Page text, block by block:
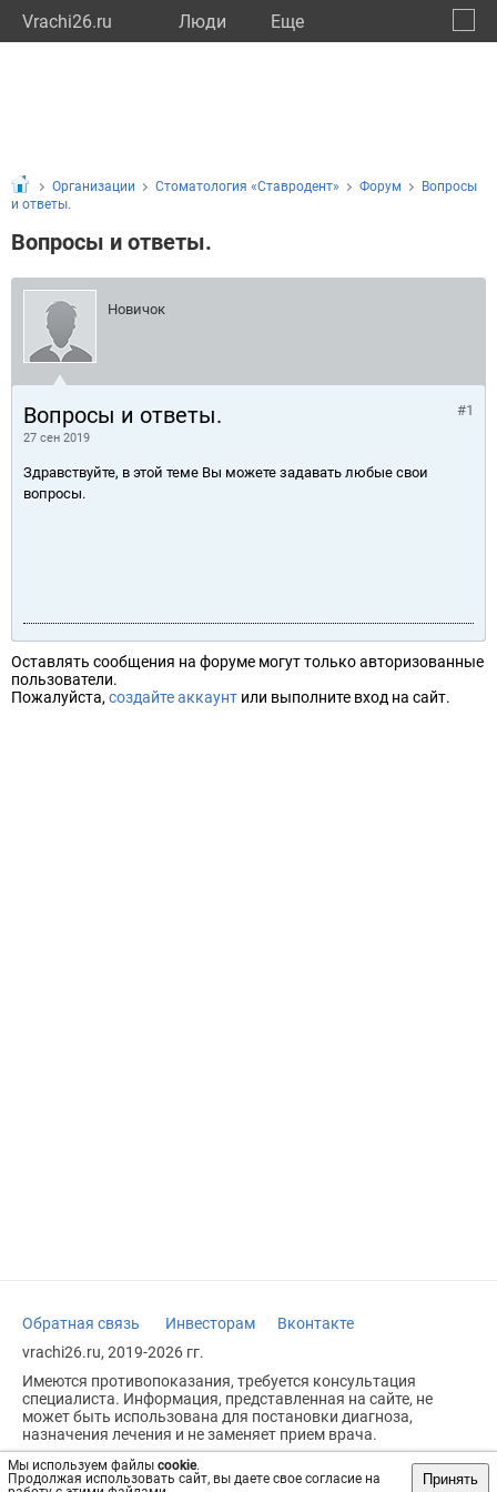
Vrachi26.ru Люди Eще
Мы используем файлы cookie.
Продолжая использовать сайт, вы даете свое согласие на
Принять
Организации Стоматология «Ставродент» Форум
Вопросы
и ответы.
Вопросы и ответы.
Новичок
Вопросы и ответы.
27 сен 2019
#1
Здравствуйте, в этой теме Вы можете задавать любые свои
вопросы.
Оставлять сообщения на форуме могут только авторизованные
пользователи.
Пожалуйста, создайте аккаунт или выполните вход на сайт.
Обратная связь Инвесторам
Вконтакте
vrachi26.ru, 2019-2026 гг.
Имеются противопоказания, требуется консультация
специалиста. Информация, представленная на сайте, не
может быть использована для постановки диагноза,
назначения лечения и не заменяет прием врача.
Возрастное ограничение: 18+